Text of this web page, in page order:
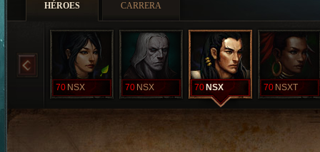
HÉROES CARRERA
70 NSX 70 NSX 70 NSX 70 NSXT